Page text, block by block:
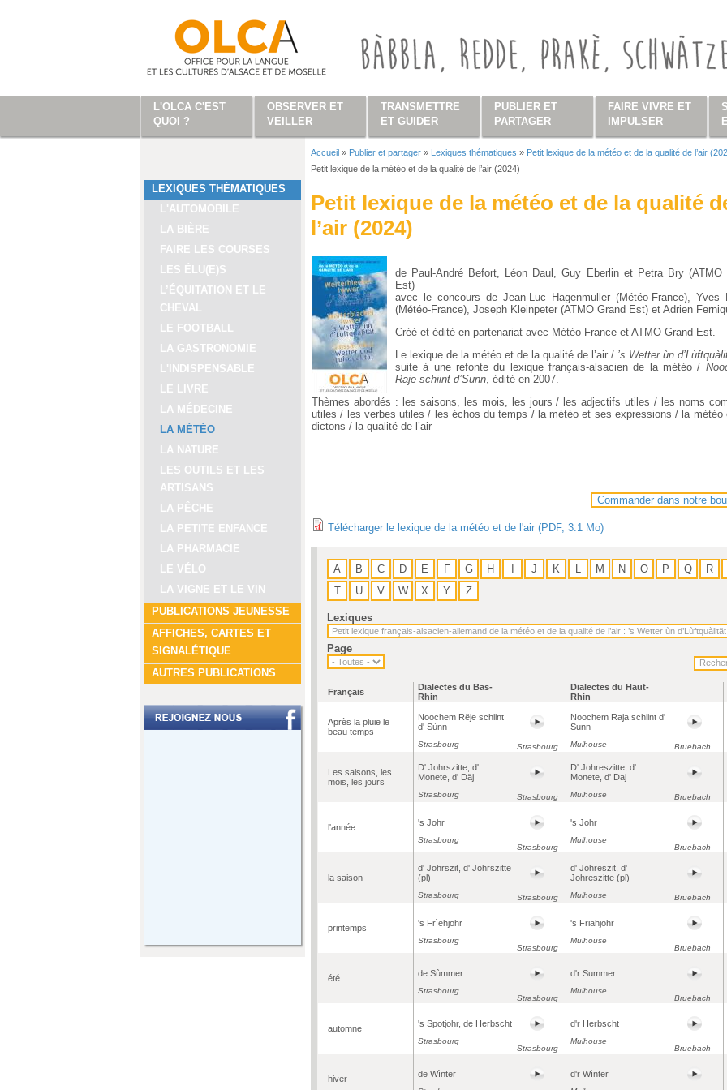
LEXIQUES THÉMATIQUES
L'AUTOMOBILE
LA BIÈRE
FAIRE LES COURSES
LES ÉLU(E)S
L’ÉQUITATION ET LE
CHEVAL
LE FOOTBALL
LA GASTRONOMIE
L'INDISPENSABLE
LE LIVRE
LA MÉDECINE
LA MÉTÉO
LA NATURE
LES OUTILS ET LES
ARTISANS
LA PÊCHE
LA PETITE ENFANCE
LA PHARMACIE
LE VÉLO
LA VIGNE ET LE VIN
PUBLICATIONS JEUNESSE
AFFICHES, CARTES ET
SIGNALÉTIQUE
AUTRES PUBLICATIONS
Vous êtes ici
Accueil » Publier et partager » Lexiques thématiques » Petit lexique de la météo et de la qualité de l’air
Petit lexique de la météo et de la qualité de l’air (2024)
Petit lexique de la météo et de la qualité
l’air (2024)
de Paul-André Befort, Léon Daul, Guy Eberlin et Petra Bry (ATMO
Est)
avec le concours de Jean-Luc Hagenmuller (Météo-France), Yves
(Météo-France), Joseph Kleinpeter (ATMO Grand Est) et Adrien
Créé et édité en partenariat avec Météo France et ATMO Grand Est.
Le lexique de la météo et de la qualité de l’air / ’s Wetter ùn
suite à une refonte du lexique français-alsacien de la météo /
Raje schiint d’Sunn , édité en 2007.
Thèmes abordés : les saisons, les mois, les jours / les adjectifs utiles / les noms
utiles / les verbes utiles / les échos du temps / la météo et ses expressions / la météo
dictons / la qualité de l’air
Commander dans notre
Télécharger le lexique de la météo et de l'air (PDF, 3.1 Mo)
A B C D E F G H J K M N O P Q R
T
U V W X Y Z
Lexiques
Page
Français
Dialectes du Bas-
Rhin
Dialectes du Haut-
Rhin
Après la pluie le
beau temps
Noochem Rëje schiint
d' Sùnn
Strasbourg Strasbourg
Noochem Raja schiint d'
Sunn
Mulhouse Bruebach
Les saisons, les
mois, les jours
D' Johrszitte, d'
Monete, d' Däj
Strasbourg Strasbourg
D' Johreszitte, d'
Monete, d' Daj
Mulhouse Bruebach
l'année 's Johr
Strasbourg
Strasbourg
's Johr
Mulhouse
Bruebach
la saison
d' Johrszit, d' Johrszitte
(pl)
Strasbourg Strasbourg
d' Johreszit, d'
Johreszitte (pl)
Mulhouse Bruebach
printemps 's Frìehjohr
Strasbourg
Strasbourg
's Friahjohr
Mulhouse
Bruebach
été de Sùmmer
Strasbourg
Strasbourg
d'r Summer
Mulhouse
Bruebach
automne 's Spotjohr, de Herbscht
Strasbourg
Strasbourg
d'r Herbscht
Mulhouse
Bruebach
hiver de Wìnter d'r Wìnter
L'OLCA C'EST
QUOI ?
OBSERVER ET
VEILLER
TRANSMETTRE
ET GUIDER
PUBLIER ET
PARTAGER
FAIRE VIVRE ET
IMPULSER